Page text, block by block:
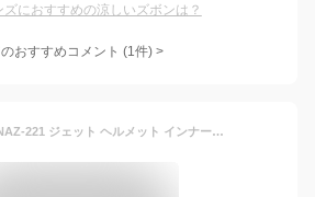
におすすめの涼しいズボンは？
おすすめコメント (1件) >
南海部品 ZEUS NAZ-221 ジェット ヘルメット インナーバイザー シールド サンバイザー HELMET 男性 女性 SG認証 PSC対象 バイク 大型 小型 自動 原付 二輪 ナンカイ ゼウス ベンチレーション 熱気 排出 猛暑 夏 通気性 安全 快適 スクーター 電動バイク 電動スクーター